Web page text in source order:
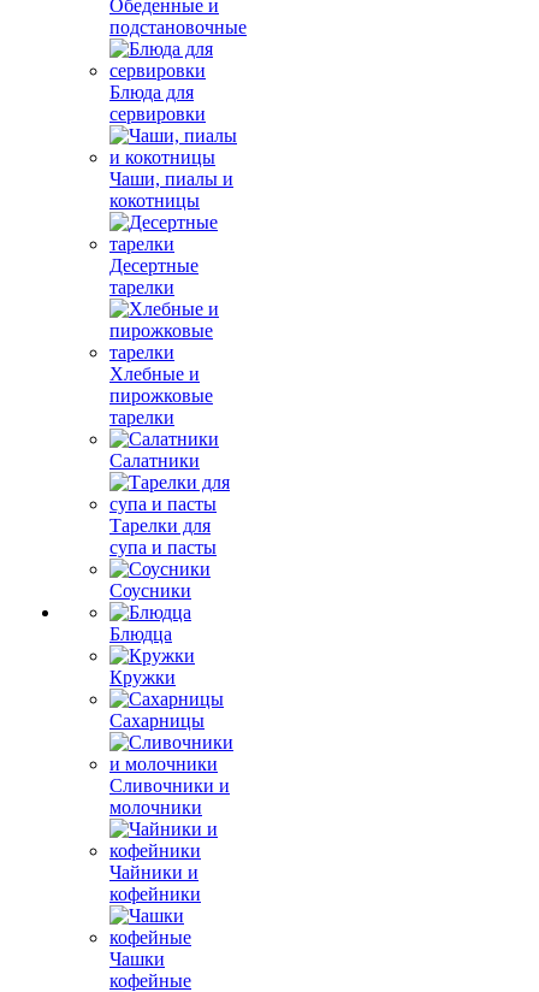
Обеденные и
подстановочные
Блюда для
сервировки
Чаши, пиалы и
кокотницы
Десертные
тарелки
Хлебные и
пирожковые
тарелки
Салатники
Тарелки для
супа и пасты
Соусники
Блюдца
Кружки
Сахарницы
Сливочники и
молочники
Чайники и
кофейники
Чашки
кофейные